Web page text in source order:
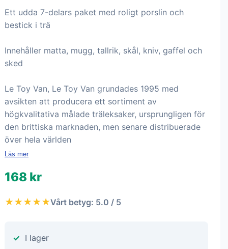
Ett udda 7-delars paket med roligt porslin och
bestick i trä
Innehåller matta, mugg, tallrik, skål, kniv, gaffel och
sked
Le Toy Van, Le Toy Van grundades 1995 med
avsikten att producera ett sortiment av
högkvalitativa målade träleksaker, ursprungligen för
den brittiska marknaden, men senare distribuerade
över hela världen
Läs mer
168 kr
★★★★★Vårt betyg: 5.0 / 5
I lager